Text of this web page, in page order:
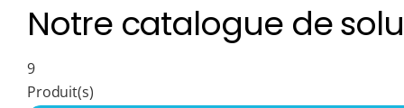
Notre catalogue de
9
Produit(s)